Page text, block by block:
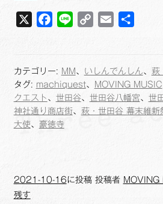
X
b
o
o
k
e
y
L
i
n
i
l
カテゴリー: MM 、 いしんでんしん、 萩
タグ: machiquest、 MOVING MUSIC
クエスト 、 世田谷、 世田谷八幡宮、 世
神社通り商店街、 萩・世田谷 幕末維新
大使、 豪徳寺
2021-10-16に投稿 投稿者 MOVING
残す